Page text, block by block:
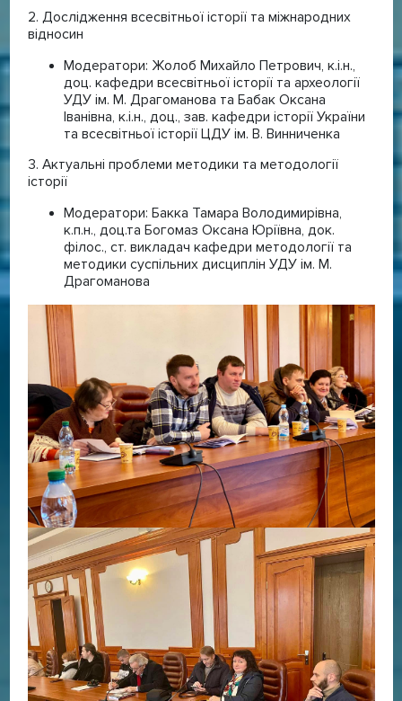
2. Дослідження всесвітньої історії та міжнародних
відносин
Модератори: Жолоб Михайло Петрович, к.і.н.,
доц. кафедри всесвітньої історії та археології
УДУ ім. М. Драгоманова та Бабак Оксана
Іванівна, к.і.н., доц., зав. кафедри історії України
та всесвітньої історії ЦДУ ім. В. Винниченка
3. Актуальні проблеми методики та методології
історії
Модератори: Бакка Тамара Володимирівна,
к.п.н., доц.та Богомаз Оксана Юріївна, док.
філос., ст. викладач кафедри методології та
методики суспільних дисциплін УДУ ім. М.
Драгоманова